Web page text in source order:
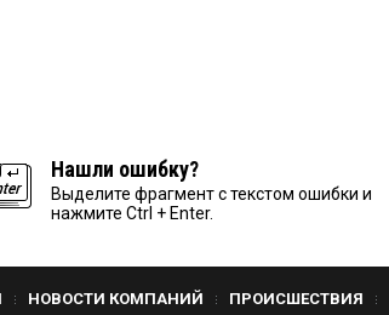
Нашли ошибку?
Выделите фрагмент с текстом ошибки и
нажмите Ctrl + Enter.
НОВОСТИ КОМПАНИЙ ПРОИСШЕСТВИЯ